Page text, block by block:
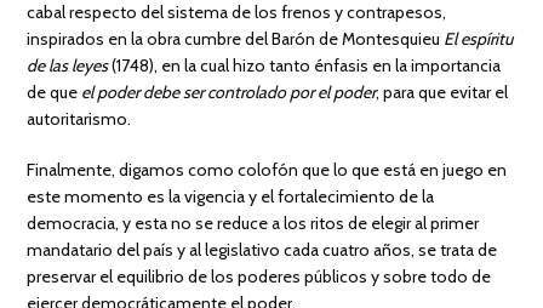
cabal respecto del sistema de los frenos y contrapesos,
inspirados en la obra cumbre del Barón de Montesquieu El espíritu
de las leyes(1748), en la cual hizo tanto énfasis en la importancia
de que el poder debe ser controlado por el poder, para que evitar el
autoritarismo.
Finalmente, digamos como colofón que lo que está en juego en
este momento es la vigencia y el fortalecimiento de la
democracia, y esta no se reduce a los ritos de elegir al primer
mandatario del país y al legislativo cada cuatro años, se trata de
preservar el equilibrio de los poderes públicos y sobre todo de
ejercer democráticamente el poder.